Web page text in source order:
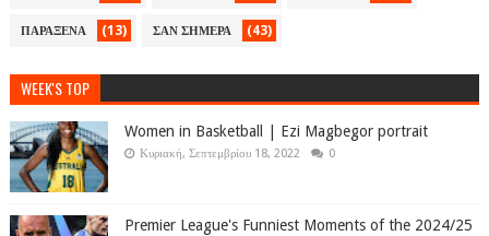
ΠΑΡΑΞΕΝΑ (13) ΣΑΝ ΣΗΜΕΡΑ (43)
WEEK'S TOP
Women in Basketball | Ezi Magbegor portrait
Κυριακή, Σεπτεμβρίου 18, 2022 0
Premier League's Funniest Moments of the 2024/25